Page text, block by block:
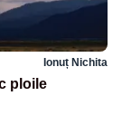
Ionuț Nichita
ploile